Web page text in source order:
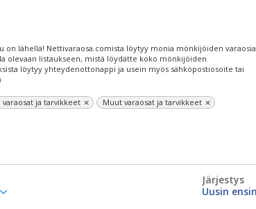
on lähellä! Nettivaraosa.comista löytyy monia mönkijöiden varaosia
olevaan listaukseen, mistä löydätte koko mönkijöiden
löytyy yhteydenottonappi ja usein myös sähköpostiosoite tai
varaosat ja tarvikkeet Muut varaosat ja tarvikkeet
Järjestys